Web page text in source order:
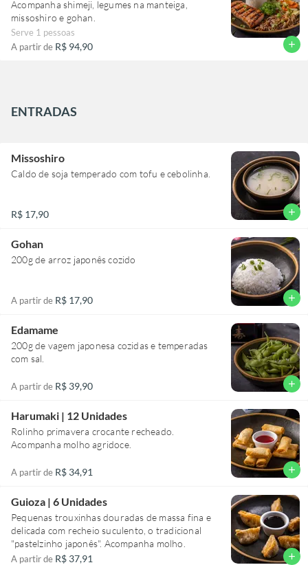
Acompanha shimeji, legumes na manteiga,
missoshiro e gohan.
Serve 1 pessoas
A partir de R$ 94,90 add
ENTRADAS
Missoshiro
Caldo de soja temperado com tofu e cebolinha.
R$ 17,90 add
Gohan
200g de arroz japonês cozido
A partir de R$ 17,90 add
Edamame
200g de vagem japonesa cozidas e temperadas
com sal.
A partir de R$ 39,90 add
Harumaki | 12 Unidades
Rolinho primavera crocante recheado.
Acompanha molho agridoce.
A partir de R$ 34,91 add
Guioza | 6 Unidades
Pequenas trouxinhas douradas de massa fina e
delicada com recheio suculento, o tradicional
"pastelzinho japonês". Acompanha molho.
A partir de R$ 37,91 add